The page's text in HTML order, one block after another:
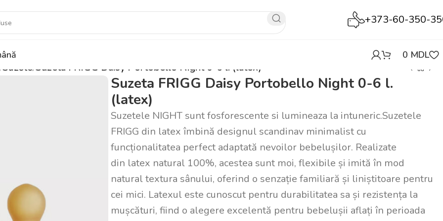
+373-60-350-
0 MDL
Suzete Suzeta FRIGG Daisy Portobello Night 0-6 l. (latex)
Suzeta FRIGG Daisy Portobello Night 0-6 l.
(latex)
Suzetele NIGHT sunt fosforescente si lumineaza la intuneric.Suzetele
FRIGG din latex îmbină designul scandinav minimalist cu
funcționalitatea perfect adaptată nevoilor bebelușilor. Realizate
din latex natural 100%, acestea sunt moi, flexibile și imită în mod
natural textura sânului, oferind o senzație familiară și liniștitoare pentru
cei mici. Latexul este cunoscut pentru durabilitatea sa și rezistența la
mușcături, fiind o alegere excelentă pentru bebelușii aflați în perioada